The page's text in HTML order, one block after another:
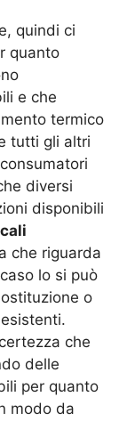
quindi ci
quanto
e che
termico
tutti gli altri
diversi
disponibili
che riguarda
lo si può
o
che
delle
per quanto
modo da